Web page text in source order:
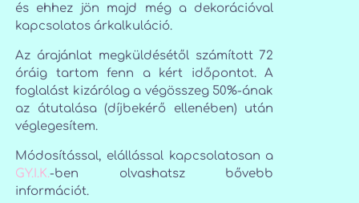
és ehhez jön majd még a dekorációval
kapcsolatos árkalkuláció.
Az árajánlat megküldésétől számított 72
óráig tartom fenn a kért időpontot. A
foglalást kizárólag a végösszeg 50%-ának
az átutalása (díjbekérő ellenében) után
véglegesítem.
Módosítással, elállással kapcsolatosan a
GY.I.K.-ben olvashatsz bővebb
információt.